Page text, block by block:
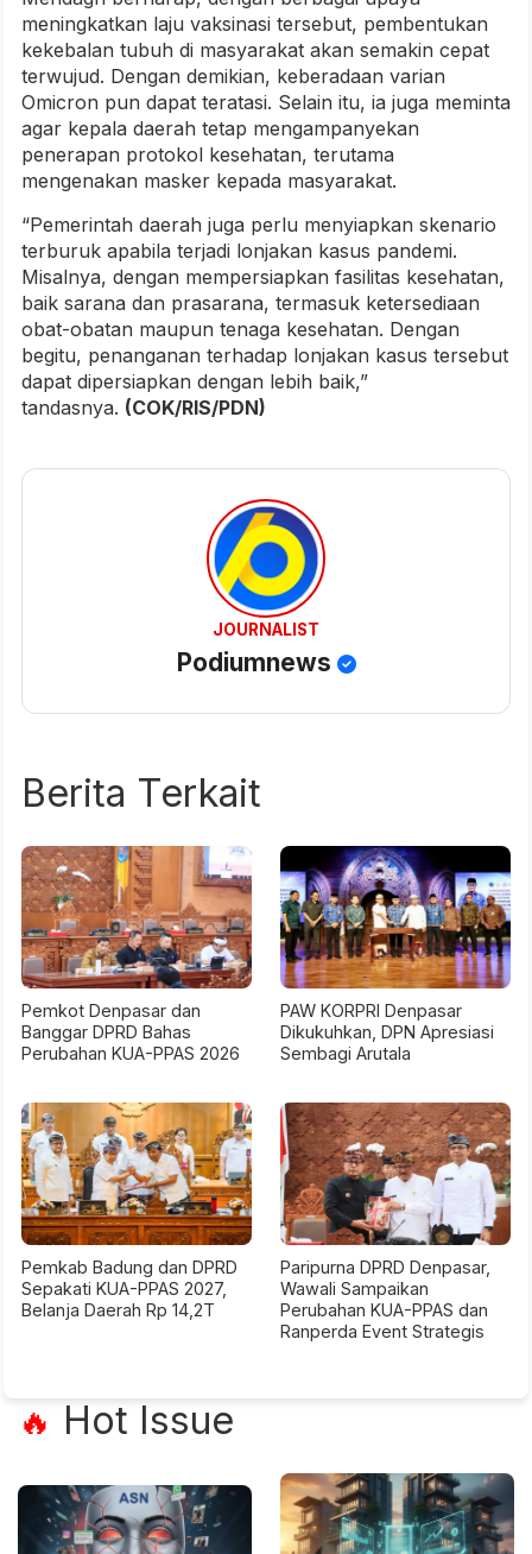
meningkatkan laju vaksinasi tersebut, pembentukan
kekebalan tubuh di masyarakat akan semakin cepat
terwujud. Dengan demikian, keberadaan varian
Omicron pun dapat teratasi. Selain itu, ia juga meminta
agar kepala daerah tetap mengampanyekan
penerapan protokol kesehatan, terutama
mengenakan masker kepada masyarakat.
“Pemerintah daerah juga perlu menyiapkan skenario
terburuk apabila terjadi lonjakan kasus pandemi.
Misalnya, dengan mempersiapkan fasilitas kesehatan,
baik sarana dan prasarana, termasuk ketersediaan
obat-obatan maupun tenaga kesehatan. Dengan
begitu, penanganan terhadap lonjakan kasus tersebut
dapat dipersiapkan dengan lebih baik,”
tandasnya. (COK/RIS/PDN)
JOURNALIST
Podiumnews
Berita Terkait
Pemkot Denpasar dan
Banggar DPRD Bahas
Perubahan KUA-PPAS 2026
PAW KORPRI Denpasar
Dikukuhkan, DPN Apresiasi
Sembagi Arutala
Pemkab Badung dan DPRD
Sepakati KUA-PPAS 2027,
Belanja Daerah Rp 14,2T
Paripurna DPRD Denpasar,
Wawali Sampaikan
Perubahan KUA-PPAS dan
Ranperda Event Strategis
🔥 Hot Issue